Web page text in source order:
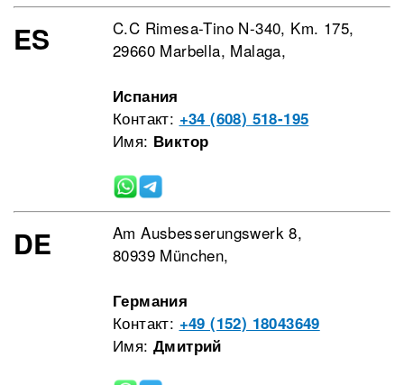
ES
C.C Rimesa-Tino N-340, Km. 175,
29660 Marbella, Malaga,
Испания
Контакт: +34 (608) 518-195
Имя: Виктор
DE
Am Ausbesserungswerk 8,
80939 München,
Германия
Контакт: +49 (152) 18043649
Имя: Дмитрий